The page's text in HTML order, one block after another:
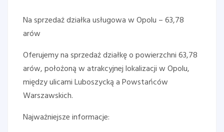
Na sprzedaż działka usługowa w Opolu – 63,78
arów
Oferujemy na sprzedaż działkę o powierzchni 63,78
arów, położoną w atrakcyjnej lokalizacji w Opolu,
między ulicami Luboszycką a Powstańców
Warszawskich.
Najważniejsze informacje: